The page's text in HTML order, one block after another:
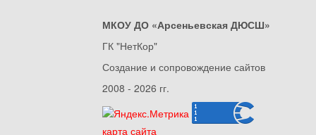
МКОУ ДО «Арсеньевская ДЮСШ»
ГК "НетКор"
Создание и сопровождение сайтов
2008 - 2026 гг.
карта сайта